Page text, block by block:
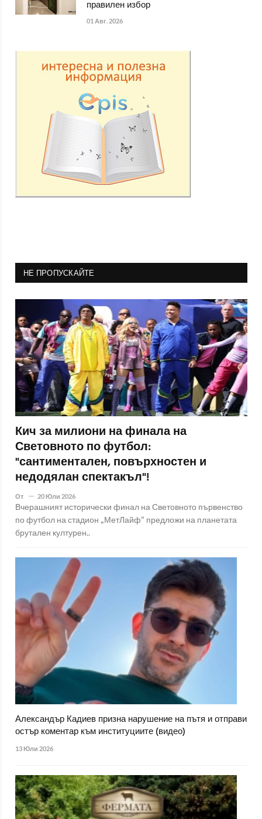
правилен избор
01 Авг. 2026
НЕ ПРОПУСКАЙТЕ
Кич за милиони на финала на
Световното по футбол:
"сантиментален, повърхностен и
недодялан спектакъл"!
От 20 Юли 2026
Вчерашният исторически финал на Световното първенство
по футбол на стадион „МетЛайф“ предложи на планетата
брутален културен..
Александър Кадиев призна нарушение на пътя и отправи
остър коментар към институциите (видео)
13 Юли 2026